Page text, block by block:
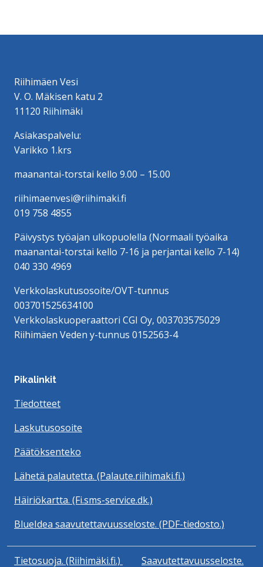
Riihimäen Vesi
V. O. Mäkisen katu 2
11120 Riihimäki
Asiakaspalvelu:
Varikko 1.krs
maanantai-torstai kello 9.00 – 15.00
riihimaenvesi@riihimaki.fi
019 758 4855
Päivystys työajan ulkopuolella (Normaali työaika
maanantai-torstai kello 7-16 ja perjantai kello 7-14)
040 330 4969
Verkkolaskutusosoite/OVT-tunnus
003701525634100
Verkkolaskuoperaattori CGI Oy, 003703575029
Riihimäen Veden y-tunnus 0152563-4
Pikalinkit
Tiedotteet
Laskutusosoite
Päätöksenteko
Lähetä palautetta. (Palaute.riihimaki.fi.)
Häiriökartta. (Fi.sms-service.dk.)
BlueIdea saavutettavuusseloste. (PDF-tiedosto.)
Tietosuoja. (Riihimäki.fi.) Saavutettavuusseloste.